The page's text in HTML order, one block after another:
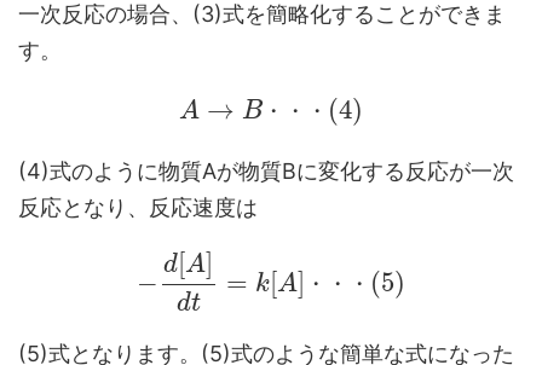
一次反応の場合、(3)式を簡略化することができま
す。
A → B ・ ・ ・ (4)
(4)式のように物質Aが物質Bに変化する反応が一次
反応となり、反応速度は
−
d [A
dt
= k [A ・ ・ ・ (5)
(5)式となります。(5)式のような簡単な式になった